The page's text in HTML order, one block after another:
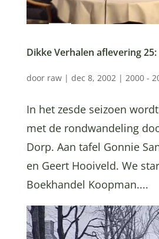
Dikke Verhalen aflevering
door raw| dec 8, 2002| 2000 -
In het zesde seizoen
met de rondwandeling
Dorp. Aan tafel Gonnie
en Geert Hooiveld. We
Boekhandel Koopman....